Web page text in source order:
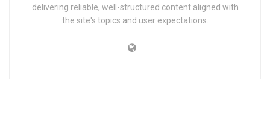
delivering reliable, well-structured content aligned with
the site's topics and user expectations.